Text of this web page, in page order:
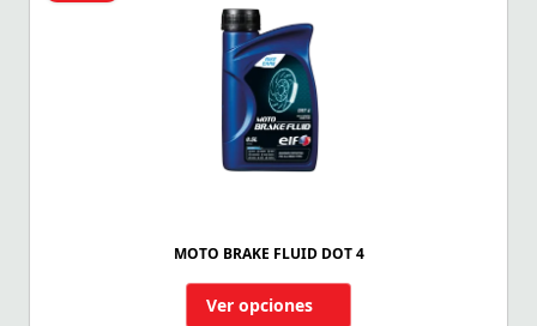
MOTO BRAKE FLUID DOT 4
Ver opciones